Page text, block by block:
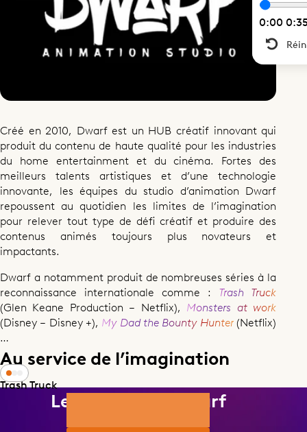
0:00
Réseaux sociaux
Visiter le site
Créé en 2010, Dwarf est un HUB créatif innovant qui
produit du contenu de haute qualité pour les industries
du home entertainment et du cinéma. Fortes des
meilleurs talents artistiques et d’une technologie
innovante, les équipes du studio d’animation Dwarf
repoussent au quotidien les limites de l’imagination
pour relever tout type de défi créatif et produire des
contenus animés toujours plus novateurs et
impactants.
Dwarf a notamment produit de nombreuses séries à la
reconnaissance internationale comme : Trash Truck
(Glen Keane Production – Netflix), Monsters at work
(Disney – Disney +), My Dad the Bounty Hunter(Netflix)
…
Au service de l’imagination
Trash Truck
Le site web de Dwarf